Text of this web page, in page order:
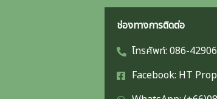
ช่องทางการติดต่อ
โทรศัพท์: 086-
Facebook: HT